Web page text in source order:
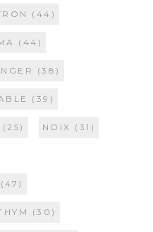
(44)
(44)
(38)
(39)
(25) NOIX (31)
(47)
(30)